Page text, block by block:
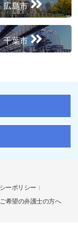
広島市
千葉市
ーポリシー
希望の弁護士の方へ